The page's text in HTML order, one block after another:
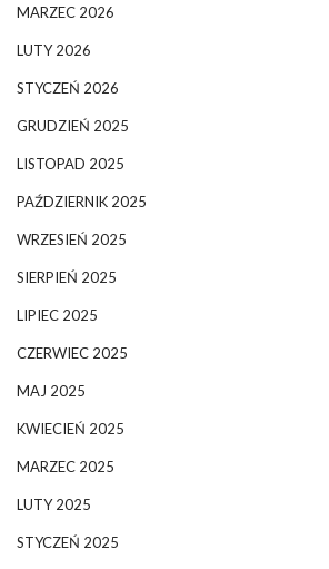
MARZEC 2026
LUTY 2026
STYCZEŃ 2026
GRUDZIEŃ 2025
LISTOPAD 2025
PAŹDZIERNIK 2025
WRZESIEŃ 2025
SIERPIEŃ 2025
LIPIEC 2025
CZERWIEC 2025
MAJ 2025
KWIECIEŃ 2025
MARZEC 2025
LUTY 2025
STYCZEŃ 2025